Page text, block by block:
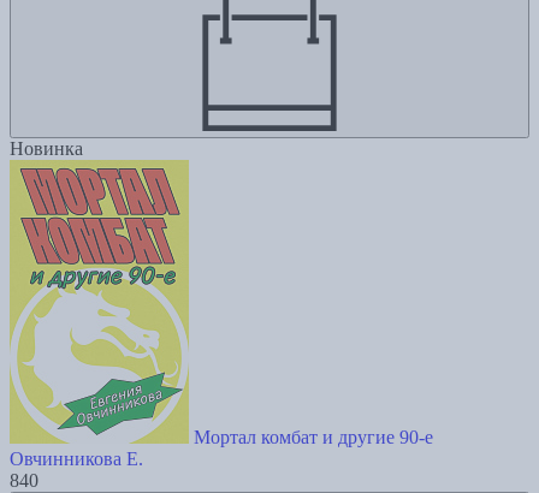
Новинка
Мортал комбат и другие 90-е
Овчинникова Е.
840